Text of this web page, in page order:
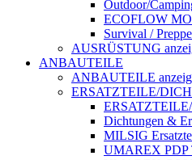
Outdoor/
ECOFLOW
Survival /
AUSRÜSTUNG
ANBAUTEILE
ANBAUTEILE
ERSATZTEILE/
Dichtungen &
MILSIG
UMAREX PDP